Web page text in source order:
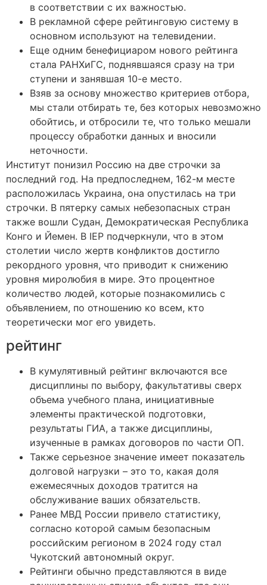
в соответствии с их важностью.
В рекламной сфере рейтинговую систему в
основном используют на телевидении.
Еще одним бенефициаром нового рейтинга
стала РАНХиГС, поднявшаяся сразу на три
ступени и занявшая 10-е место.
Взяв за основу множество критериев отбора,
мы стали отбирать те, без которых невозможно
обойтись, и отбросили те, что только мешали
процессу обработки данных и вносили
неточности.
Институт понизил Россию на две строчки за
последний год. На предпоследнем, 162-м месте
расположилась Украина, она опустилась на три
строчки. В пятерку самых небезопасных стран
также вошли Судан, Демократическая Республика
Конго и Йемен. В IEP подчеркнули, что в этом
столетии число жертв конфликтов достигло
рекордного уровня, что приводит к снижению
уровня миролюбия в мире. Это процентное
количество людей, которые познакомились с
объявлением, по отношению ко всем, кто
теоретически мог его увидеть.
рейтинг
В кумулятивный рейтинг включаются все
дисциплины по выбору, факультативы сверх
объема учебного плана, инициативные
элементы практической подготовки,
результаты ГИА, а также дисциплины,
изученные в рамках договоров по части ОП.
Также серьезное значение имеет показатель
долговой нагрузки – это то, какая доля
ежемесячных доходов тратится на
обслуживание ваших обязательств.
Ранее МВД России привело статистику,
согласно которой самым безопасным
российским регионом в 2024 году стал
Чукотский автономный округ.
Рейтинги обычно представляются в виде